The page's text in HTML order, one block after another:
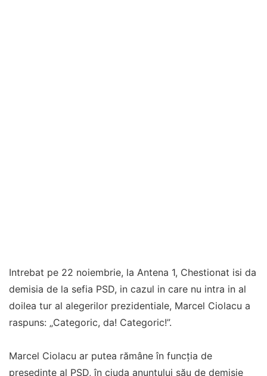
Intrebat pe 22 noiembrie, la Antena 1, Chestionat isi da
demisia de la sefia PSD, in cazul in care nu intra in al
doilea tur al alegerilor prezidentiale, Marcel Ciolacu a
raspuns: „Categoric, da! Categoric!”.
Marcel Ciolacu ar putea rămâne în funcția de
președinte al PSD, în ciuda anunțului său de demisie